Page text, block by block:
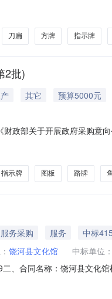
雪芙板*1个；道路牌道具铝
刀扁 方牌 指示牌
2批)
其它
预算5000元
政部关于开展政府采购意
道具铝合金*10个；图板
指示牌 图板 路牌
服务采购 服务
中标
饶河县文化馆 中标单位：
、合同名称：饶河县文化
山区双福路安邦荣福联系